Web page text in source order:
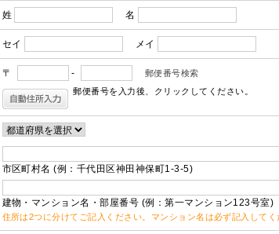
姓 名
セイ メイ
〒 -
郵便番号検索
郵便番号を入力後、クリックしてください。
市区町村名 (例：千代田区神田神保町1-3-5)
建物・マンション名・部屋番号 (例：第一マンション123号室)
住所は2つに分けてご記入ください。マンション名は必ず記入してく